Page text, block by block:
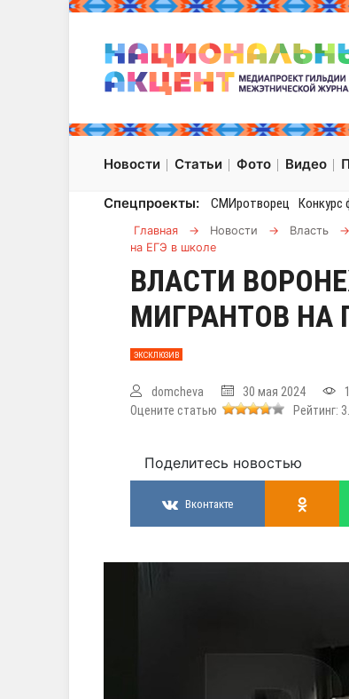
Новости Статьи Фото Видео
Спецпроекты: СМИротворец Конкурс
Главная → Новости → Власть →
на ЕГЭ в школе
ВЛАСТИ
МИГРАНТОВ НА
ЭКСКЛЮЗИВ
domcheva 30 мая 2024
Оцените статью
Рейтинг:
Поделитесь новостью
Вконтакте